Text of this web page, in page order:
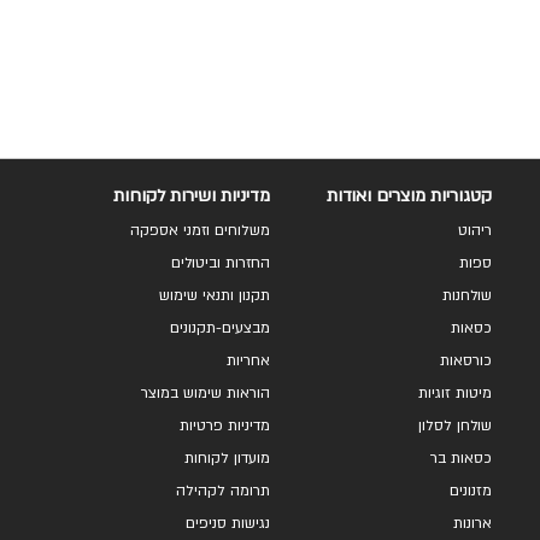
קטגוריות מוצרים ואודות
ריהוט
ספות
שולחנות
כסאות
כורסאות
מיטות זוגיות
שולחן לסלון
כסאות בר
מזנונים
ארונות
מדיניות ושירות לקוחות
משלוחים וזמני אספקה
החזרות וביטולים
תקנון ותנאי שימוש
מבצעים-תקנונים
אחריות
הוראות שימוש במוצר
מדיניות פרטיות
מועדון לקוחות
תרומה לקהילה
נגישות סניפים